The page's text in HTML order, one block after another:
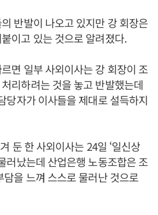
반발이 나오고 있지만 강 회장은
이고 있는 것으로 알려졌다.
면 일부 사외이사는 강 회장이 조
리하려는 것을 놓고 반발했는데
당자가 이사들을 제대로 설득하지
둔 한 사외이사는 24일 ‘일신상
러났는데 산업은행 노동조합은 조
을 느껴 스스로 물러난 것으로